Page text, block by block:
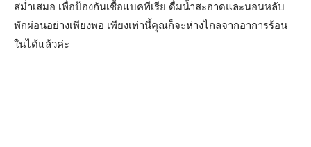
สม่ำเสมอ เพื่อป้องกันเชื้อแบคทีเรีย ดื่มน้ำสะอาดและนอนหลับ
พักผ่อนอย่างเพียงพอ เพียงเท่านี้คุณก็จะห่างไกลจากอาการร้อน
ในได้แล้วค่ะ